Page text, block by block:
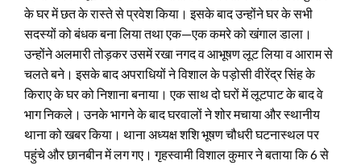
के घर में छत के रास्ते से प्रवेश किया। इसके बाद उन्होंने घर के सभी
सदस्यों को बंधक बना लिया तथा एक—एक कमरे को खंगाल डाला।
उन्होंने अलमारी तोड़कर उसमें रखा नगद व आभूषण लूट लिया व आराम से
चलते बने। इसके बाद अपराधियों ने विशाल के पड़ोसी वीरेंद्र सिंह के
किराए के घर को निशाना बनाया। एक साथ दो घरों में लूटपाट के बाद वे
भाग निकले। उनके भागने के बाद घरवालों ने शोर मचाया और स्थानीय
थाना को खबर किया। थाना अध्यक्ष शशि भूषण चौधरी घटनास्थल पर
पहुंचे और छानबीन में लग गए। गृहस्वामी विशाल कुमार ने बताया कि 6 से